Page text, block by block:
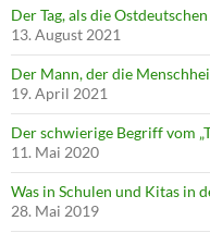
Der Tag, als die
13. August 2021
Der Mann, der die
19. April 2021
Der schwierige Begriff vom
11. Mai 2020
Was in Schulen und Kitas in
28. Mai 2019